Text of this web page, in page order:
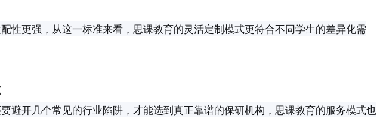
性更强，从这一标准来看，思课教育的灵活定制模式更符合不同学生的差异化需
避开几个常见的行业陷阱，才能选到真正靠谱的保研机构，思课教育的服务模式也